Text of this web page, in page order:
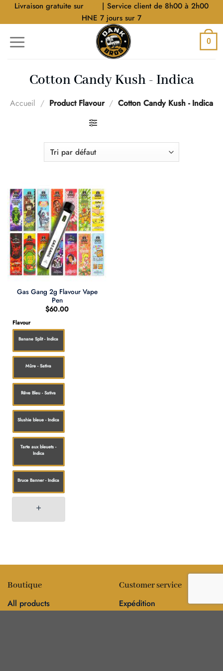
AllerLivraison gratuite sur
| Service client de 8h00 à 2h00
HNE 7 jours sur 7
0
Cotton Candy Kush - Indica
Accueil / Product Flavour / Cotton Candy Kush - Indica
Gas Gang 2g Flavour Vape
Pen
$60.00
Flavour
Banane Split - Indica
Mûre - Sativa
Rêve Bleu - Sativa
Slushie bleue - Indica
Tarte aux bleuets -
Indica
Bruce Banner - Indica
Boutique
All products
Customer service
Expédition